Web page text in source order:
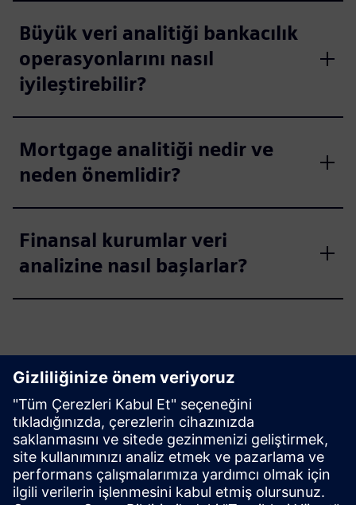
Büyük veri analitiği bankacılık
operasyonlarını nasıl
iyileştirebilir?
Mortgage analitiği nedir ve
neden önemlidir?
Finansal kurumlar veri
analizine nasıl başlarlar?
Daha fazla bilgi edinin
Oku